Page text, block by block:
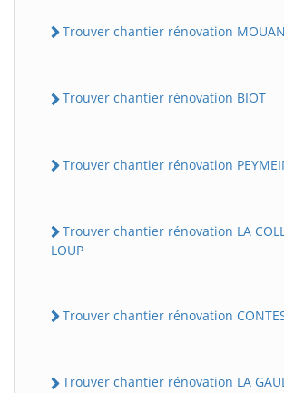
Trouver chantier rénovation
Trouver chantier rénovation BIOT
Trouver chantier rénovation
Trouver chantier rénovation LA
LOUP
Trouver chantier rénovation
Trouver chantier rénovation LA